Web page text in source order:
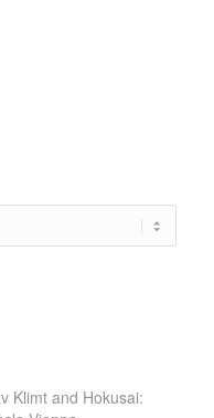
Klimt and Hokusai: